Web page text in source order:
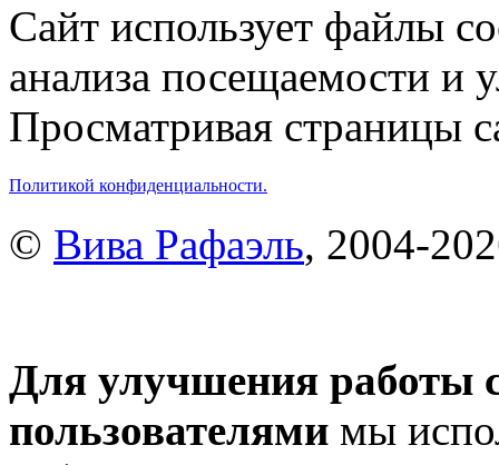
Сайт использует файлы
анализа посещаемости и
Просматривая страницы
Политикой конфиденциальности.
© Вива Рафаэль, 2004-
Для улучшения работы
пользователями мы